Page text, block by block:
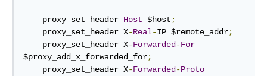
    proxy_set_header
Host $host ;
    proxy_set_header X
-Real-IP $remote_addr;
    proxy_set_header X
-Forwarded -For
$proxy_add_x_forwarded_for;
    proxy_set_header X
-Forwarded -Proto